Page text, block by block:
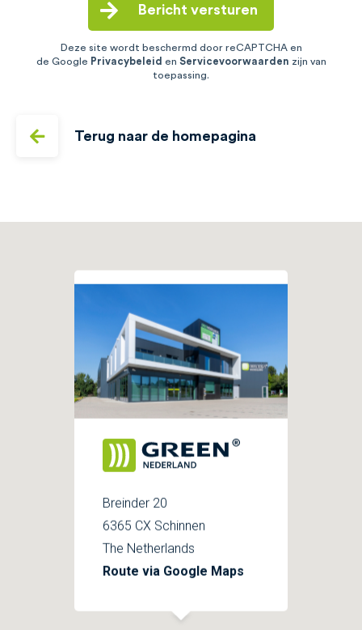
Bericht versturen
Deze site wordt beschermd door reCAPTCHA en
de Google Privacybeleid en Servicevoorwaarden zijn van
toepassing.
Terug naar de homepagina
Breinder 20
6365 CX Schinnen
The Netherlands
Route via Google Maps